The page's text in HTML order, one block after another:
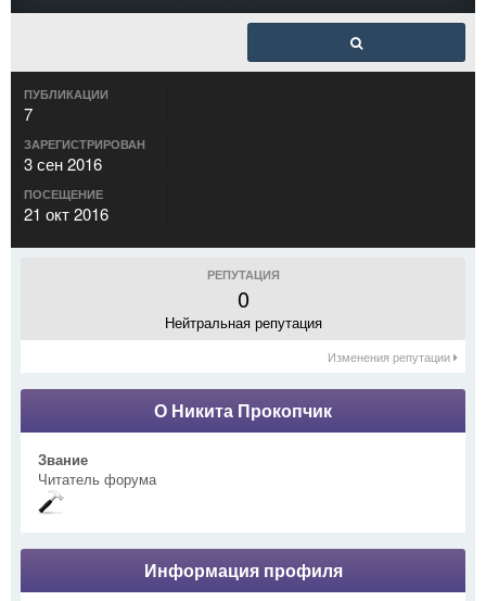
ПУБЛИКАЦИИ
7
ЗАРЕГИСТРИРОВАН
3 сен 2016
ПОСЕЩЕНИЕ
21 окт 2016
РЕПУТАЦИЯ
0
Нейтральная репутация
Изменения репутации
О Никита Прокопчик
Звание
Читатель форума
Информация профиля